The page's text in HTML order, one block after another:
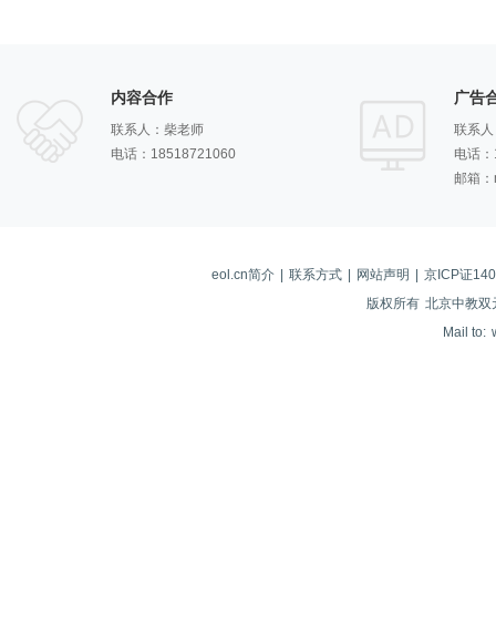
内容合作
联系人：柴老师
电话：18518721060
广告
联系
电话
邮箱
eol.cn简介 联系方式 网站声明
京ICP证
版权所有 北京中教双
Mail to: